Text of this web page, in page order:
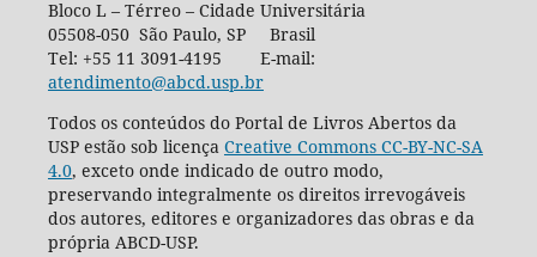
Bloco L – Térreo – Cidade Universitária
05508-050 São Paulo, SP Brasil
Tel: +55 11 3091-4195 E-mail:
atendimento@abcd.usp.br
Todos os conteúdos do Portal de Livros Abertos da
USP estão sob licença Creative Commons CC-BY-NC-SA
4.0, exceto onde indicado de outro modo,
preservando integralmente os direitos irrevogáveis
dos autores, editores e organizadores das obras e da
própria ABCD-USP.